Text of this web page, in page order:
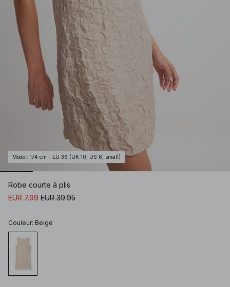
Model : 174 cm - EU 36 (UK 10, US 6, small)
Robe courte à plis
EUR 7.99 EUR 39.95
Couleur: Beige